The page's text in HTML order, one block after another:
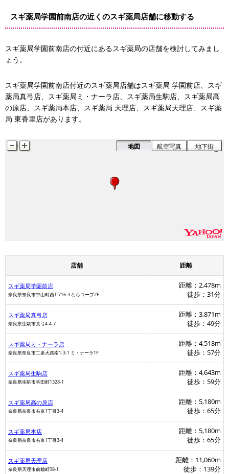
スギ薬局学園前南店の近くのスギ薬局店舗に移動する
スギ薬局学園前南店の付近にあるスギ薬局の店舗を検討してみまし
ょう。
スギ薬局学園前南店付近のスギ薬局店舗はスギ薬局 学園前店、スギ
薬局真弓店、スギ薬局ミ・ナーラ店、スギ薬局生駒店、スギ薬局高
の原店、スギ薬局本店、スギ薬局 天理店、スギ薬局天理店、スギ薬
局 東香里店があります。
地図 航空写真 地下街
店舗 距離
スギ薬局学園前店
奈良県奈良市中山町西1-716-3 ならコープ2F
距離：2,478m
徒歩：31分
スギ薬局真弓店
奈良県生駒市真弓4-4-7
距離：3,871m
徒歩：49分
スギ薬局ミ・ナーラ店
奈良県奈良市二条大路南1-3-1 ミ・ナーラ1F
距離：4,518m
徒歩：57分
スギ薬局生駒店
奈良県生駒市谷田町1328-1
距離：4,643m
徒歩：59分
スギ薬局高の原店
奈良県奈良市右京1丁目3-4
距離：5,180m
徒歩：65分
スギ薬局本店
奈良県奈良市右京1丁目3-4
距離：5,180m
徒歩：65分
スギ薬局天理店
奈良県天理市前栽町98-1
距離：11,060m
徒歩：139分